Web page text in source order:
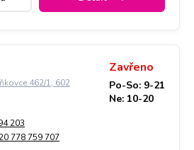
462/1, 602
Zavřeno
Po-So: 9-21
Ne: 10-20
203
778 759 707